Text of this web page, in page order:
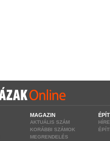
MAGAZIN
AKTUÁLIS SZÁM
KORÁBBI SZÁMOK
MEGRENDELÉS